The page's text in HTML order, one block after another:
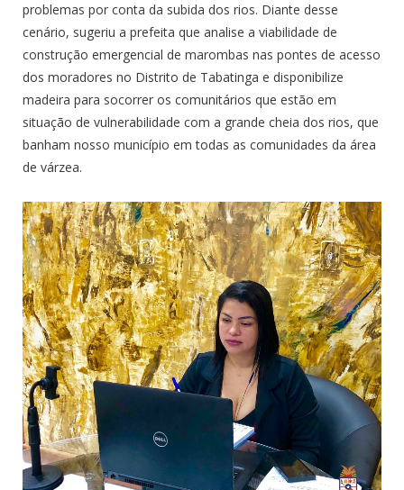
problemas por conta da subida dos rios. Diante desse
cenário, sugeriu a prefeita que analise a viabilidade de
construção emergencial de marombas nas pontes de acesso
dos moradores no Distrito de Tabatinga e disponibilize
madeira para socorrer os comunitários que estão em
situação de vulnerabilidade com a grande cheia dos rios, que
banham nosso município em todas as comunidades da área
de várzea.